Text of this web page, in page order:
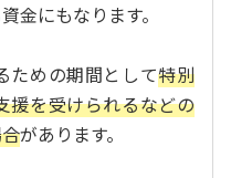
金にもなります。
ための期間として特別
援を受けられるなどの
があります。